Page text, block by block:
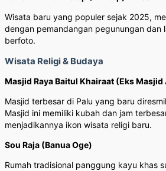
Wisata baru yang populer sejak 2025,
dengan pemandangan pegunungan dan
berfoto.
Wisata Religi & Budaya
Masjid Raya Baitul Khairaat (Eks
Masjid terbesar di Palu yang baru
Masjid ini memiliki kubah dan jam
menjadikannya ikon wisata religi baru.
Sou Raja (Banua Oge)
Rumah tradisional panggung kayu khas